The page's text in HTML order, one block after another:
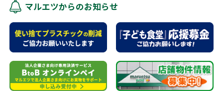
マルエツからのお知らせ